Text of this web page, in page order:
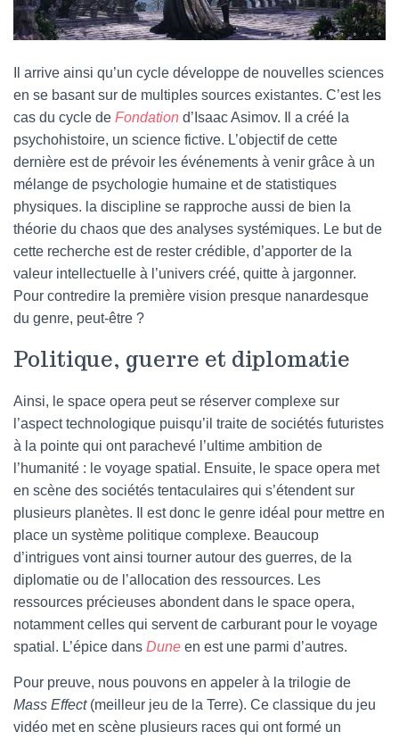
Il arrive ainsi qu’un cycle développe de nouvelles sciences
en se basant sur de multiples sources existantes. C’est les
cas du cycle de Fondation d’Isaac Asimov. Il a créé la
psychohistoire, un science fictive. L’objectif de cette
dernière est de prévoir les événements à venir grâce à un
mélange de psychologie humaine et de statistiques
physiques. la discipline se rapproche aussi de bien la
théorie du chaos que des analyses systémiques. Le but de
cette recherche est de rester crédible, d’apporter de la
valeur intellectuelle à l’univers créé, quitte à jargonner.
Pour contredire la première vision presque nanardesque
du genre, peut-être ?
Politique, guerre et diplomatie
Ainsi, le space opera peut se réserver complexe sur
l’aspect technologique puisqu’il traite de sociétés futuristes
à la pointe qui ont parachevé l’ultime ambition de
l’humanité : le voyage spatial. Ensuite, le space opera met
en scène des sociétés tentaculaires qui s’étendent sur
plusieurs planètes. Il est donc le genre idéal pour mettre en
place un système politique complexe. Beaucoup
d’intrigues vont ainsi tourner autour des guerres, de la
diplomatie ou de l’allocation des ressources. Les
ressources précieuses abondent dans le space opera,
notamment celles qui servent de carburant pour le voyage
spatial. L’épice dans Dune en est une parmi d’autres.
Pour preuve, nous pouvons en appeler à la trilogie de
Mass Effect (meilleur jeu de la Terre). Ce classique du jeu
vidéo met en scène plusieurs races qui ont formé un